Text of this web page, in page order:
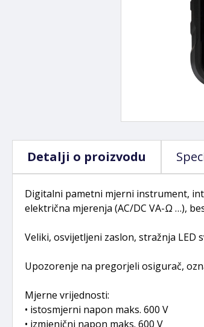
Detalji o proizvodu
Digitalni pametni mjerni instrument,
električna mjerenja (AC/DC VA-Ω …),
Veliki, osvijetljeni zaslon, stražnja
Upozorenje na pregorjeli osigurač,
Mjerne vrijednosti:
• istosmjerni napon maks. 600 V
• izmjenični napon maks. 600 V